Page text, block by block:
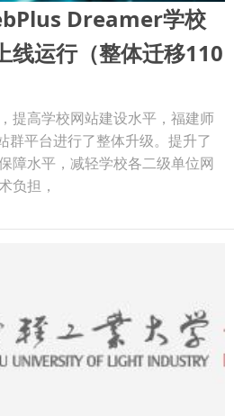
Dreamer学校
线运行（整体迁移110
提高学校网站建设水平，福建师
群平台进行了整体升级。提升了
障水平，减轻学校各二级单位网
负担，